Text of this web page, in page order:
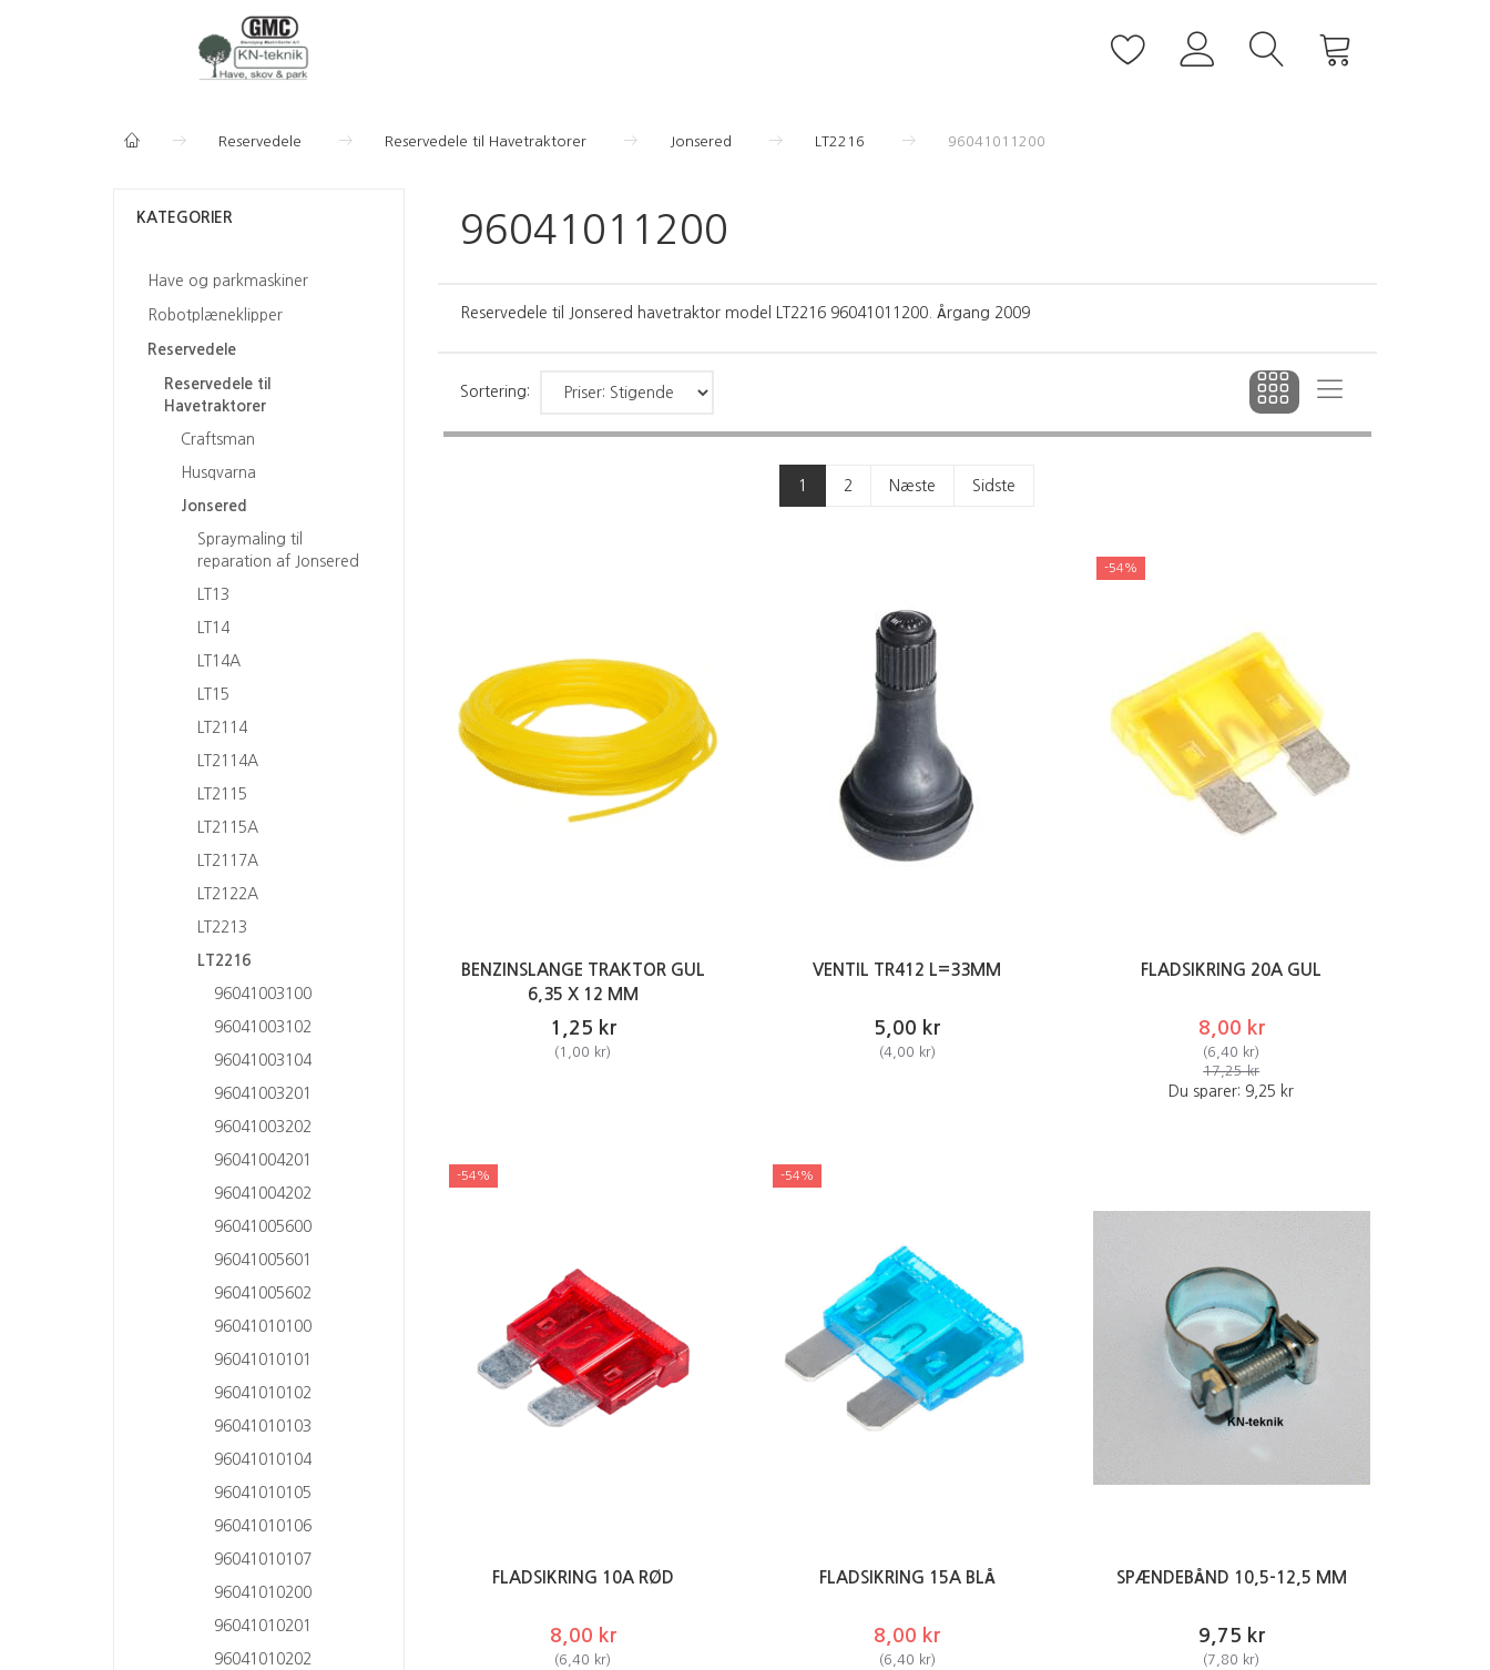
Reservedele Reservedele til Havetraktorer Jonsered LT2216 96041011200
KATEGORIER
Have og parkmaskiner
Robotplæneklipper
Reservedele
Reservedele til
Havetraktorer
Craftsman
Husqvarna
Jonsered
Spraymaling til
reparation af Jonsered
LT13
LT14
LT14A
LT15
LT2114
LT2114A
LT2115
LT2115A
LT2117A
LT2122A
LT2213
LT2216
96041003100
96041003102
96041003104
96041003201
96041003202
96041004201
96041004202
96041005600
96041005601
96041005602
96041010100
96041010101
96041010102
96041010103
96041010104
96041010105
96041010106
96041010107
96041010200
96041010201
96041010202
96041011200
Reservedele til Jonsered havetraktor model LT2216 96041011200. Årgang 2009
Sortering:
1 2 Næste Sidste
BENZINSLANGE TRAKTOR GUL
6,35 X 12 MM
1,25 kr
(1,00 kr)
VENTIL TR412 L=33MM
5,00 kr
(4,00 kr)
-54%
FLADSIKRING 20A GUL
8,00 kr
(6,40 kr)
17,25 kr
Du sparer: 9,25 kr
-54%
FLADSIKRING 10A RØD
8,00 kr
(6,40 kr)
-54%
FLADSIKRING 15A BLÅ
8,00 kr
(6,40 kr)
SPÆNDEBÅND 10,5-12,5 MM
9,75 kr
(7,80 kr)